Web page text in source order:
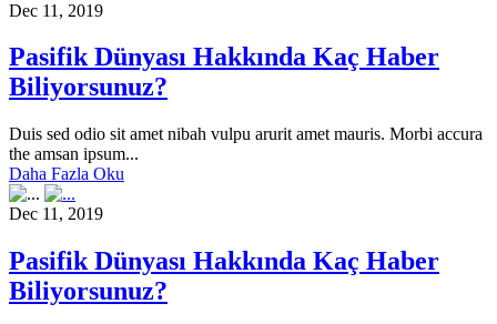
Dec 11, 2019
Pasifik Dünyası Hakkında Kaç Haber
Biliyorsunuz?
Duis sed odio sit amet nibah vulpu arurit amet mauris. Morbi accura
the amsan ipsum...
Daha Fazla Oku
Dec 11, 2019
Pasifik Dünyası Hakkında Kaç Haber
Biliyorsunuz?